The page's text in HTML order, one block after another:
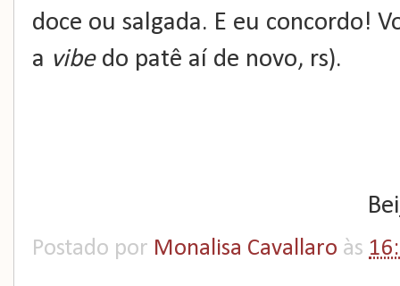
doce ou salgada. E eu concordo!
a vibedo patê aí de novo, rs).
Postado por Monalisa Cavallaro às